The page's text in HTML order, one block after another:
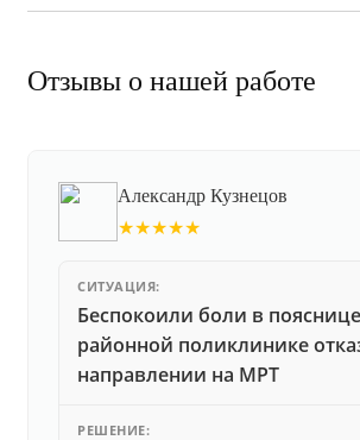
Отзывы о нашей работе
Александр Кузнецов
★★★★★
СИТУАЦИЯ:
Беспокоили боли в
районной поликлинике
направлении на МРТ
РЕШЕНИЕ: